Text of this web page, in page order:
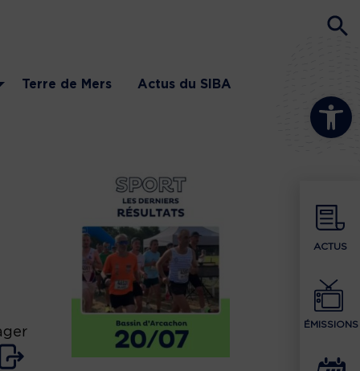
Ouvrir la
ACTUS
ÉMISSIONS
Terre de Mers Actus du SIBA